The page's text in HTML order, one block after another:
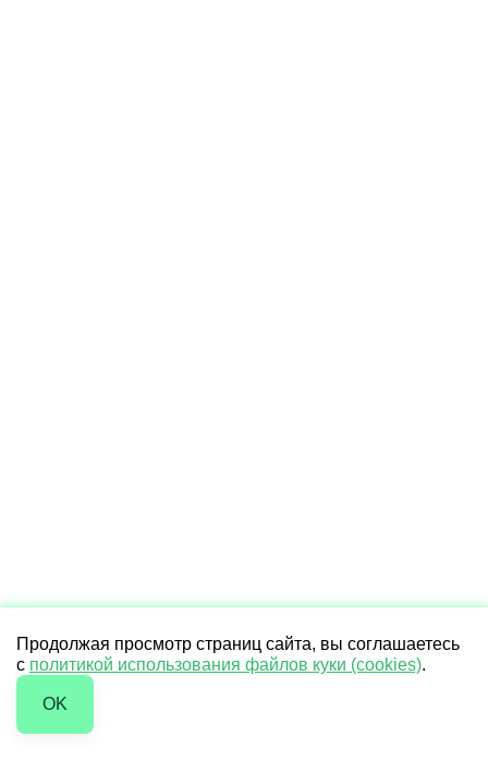
Продолжая просмотр страниц сайта, вы соглашаетесь
с политикой использования файлов куки (cookies).
OK